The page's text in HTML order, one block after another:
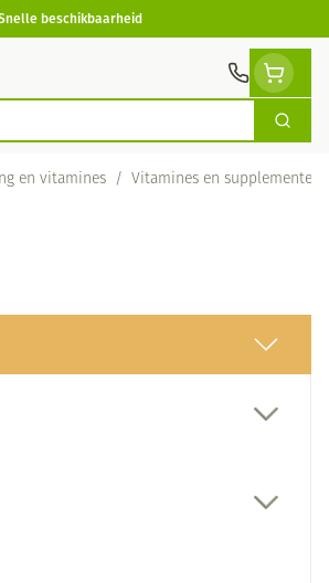
beschikbaarheid
Zoek
en vitamines / Vitamines en supplementen